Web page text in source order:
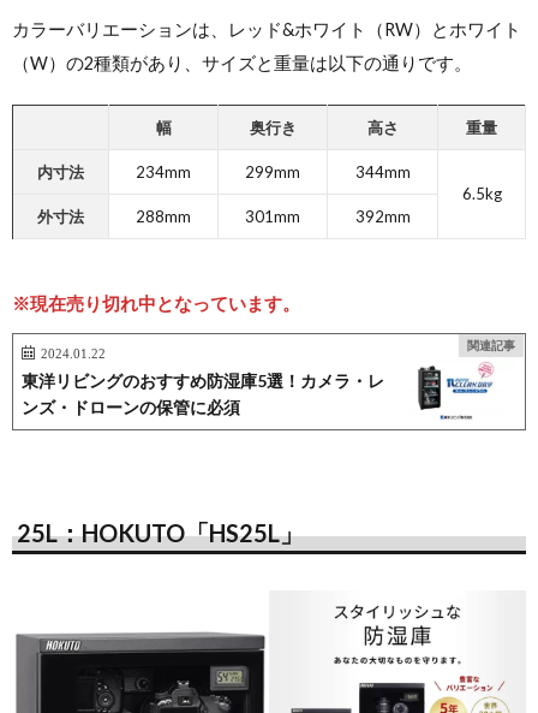
カラーバリエーションは、レッド&ホワイト（RW）とホワイト
（W）の2種類があり、サイズと重量は以下の通りです。
幅 奥行き 高さ 重量
内寸法 234mm 299mm
344mm
6.5kg
外寸法
288mm 301mm 392mm
※現在売り切れ中となっています。
関連記事
2024.01.22
東洋リビングのおすすめ防湿庫5選！カメラ・レ
ンズ・ドローンの保管に必須
25L：HOKUTO「HS25L」